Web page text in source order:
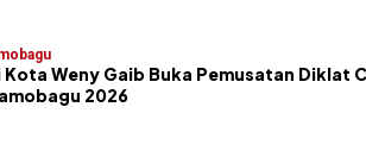
Kota Weny Gaib Buka Pemusatan Diklat
2026